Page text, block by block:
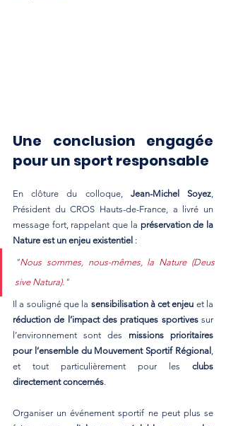
Une conclusion engagée
pour un sport responsable
En clôture du colloque, Jean-Michel Soyez
Président du CROS Hauts-de-France, a livré un
message fort, rappelant que la préservation de la
Nature est un enjeu existentiel :
"Nous sommes, nous-mêmes, la Nature (Deus
sive Natura)."
Il a souligné que la sensibilisation à cet enjeu
réduction de l’impact des pratiques sportives sur
l’environnement sont des missions prioritaires
pour l’ensemble du Mouvement Sportif Régional
et tout particulièrement pour les clubs
directement concernés.
Organiser un événement sportif ne peut plus se